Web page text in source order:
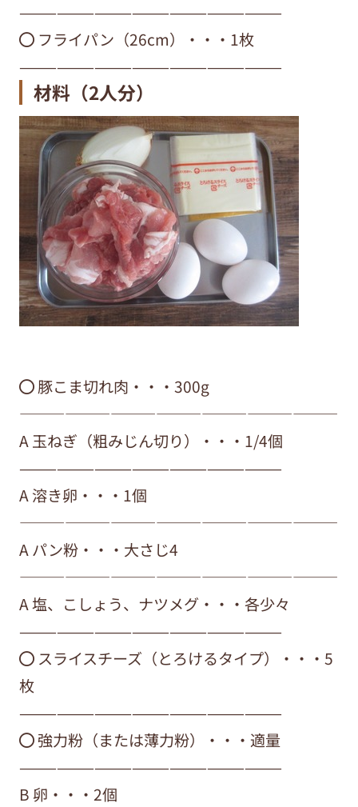
—————————————————————
⚫︎ フライパン（26cm）・・・1枚
—————————————————————
材料 （2人分）
⚫︎ 豚こま切れ肉・・・300g
—————————————————————
A 玉ねぎ（粗みじん切り）・・・1/4個
—————————————————————
A 溶き卵・・・1個
—————————————————————
A パン粉・・・大さじ4
—————————————————————
A 塩、こしょう、ナツメグ・・・各少々
—————————————————————
⚫︎ スライスチーズ（とろけるタイプ）・・・5
枚
—————————————————————
⚫︎ 強力粉（または薄力粉）・・・適量
—————————————————————
B 卵・・・2個